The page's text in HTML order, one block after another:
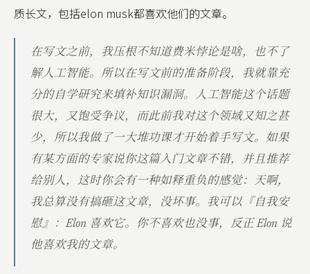
质长文，包括elon musk都喜欢他们的文章。
在写文之前，我压根不知道费米悖论是啥，也不了
解人工智能。所以在写文前的准备阶段，我就靠充
分的自学研究来填补知识漏洞。人工智能这个话题
很大，又饱受争议，而此前我对这个领域又知之甚
少，所以我做了一大堆功课才开始着手写文。如果
有某方面的专家说你这篇入门文章不错，并且推荐
给别人，这时你会有一种如释重负的感觉：天啊，
我总算没有搞砸这文章，没坏事。我可以『自我安
慰』：Elon 喜欢它。你不喜欢也没事，反正 Elon 说
他喜欢我的文章。